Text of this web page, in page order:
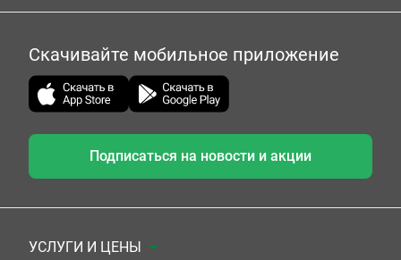
Скачивайте мобильное приложение
Подписаться на новости и акции
УСЛУГИ И ЦЕНЫ